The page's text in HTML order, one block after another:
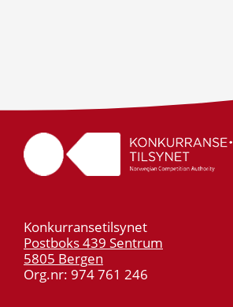
Konkurransetilsynet
Postboks 439 Sentrum
5805 Bergen
Org.nr: 974 761 246